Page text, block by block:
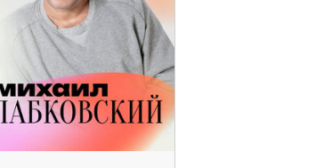
20 Сентября - 29 Сентября
Михаил Лабковский в
Европе 2026
Helsinki, Warsaw